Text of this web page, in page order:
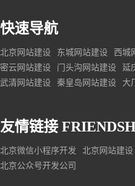
快速导航
北京网站建设 东城网站建设 西城
密云网站建设
门头沟网站建设 延
武清网站建设
秦皇岛网站建设 大
友情链接
北京微信小程序开发 北京网站建设
北京公众号开发公司